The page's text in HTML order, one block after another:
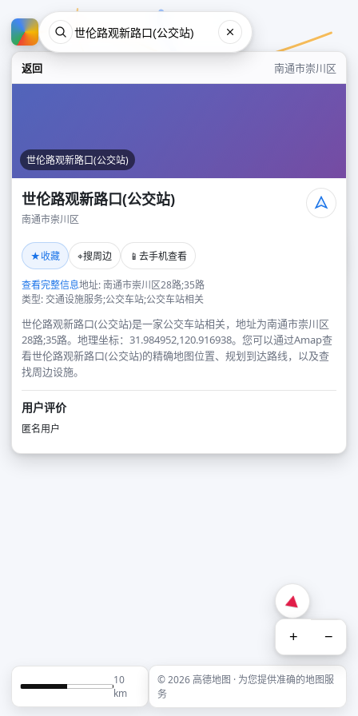
返回 南通市崇川区
世伦路观新路口(公交站)
世伦路观新路口(公交站)
南通市崇川区
★收藏 ⌖搜周边 📱 去手机查看
查看完整信息地址: 南通市崇川区28路;35路
类型: 交通设施服务;公交车站;公交车站相关
世伦路观新路口(公交站)是一家公交车站相关，地址为南通市崇川区
28路;35路。地理坐标：31.984952,120.916938。您可以通过Amap查
看世伦路观新路口(公交站)的精确地图位置、规划到达路线，以及查
找周边设施。
用户评价
匿名用户
+ −
10
km
© 2026 高德地图 · 为您提供准确的地图服
务